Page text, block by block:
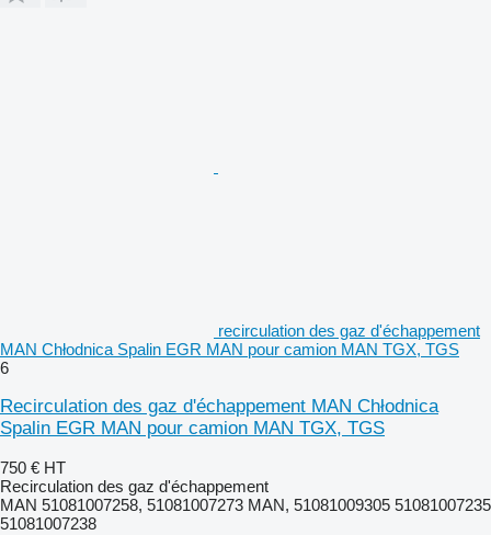
recirculation des gaz d'échappement
MAN Chłodnica Spalin EGR MAN pour camion MAN TGX, TGS
6
Recirculation des gaz d'échappement MAN Chłodnica
Spalin EGR MAN pour camion MAN TGX, TGS
750 € HT
Recirculation des gaz d'échappement
MAN 51081007258, 51081007273 MAN, 51081009305 51081007235
51081007238